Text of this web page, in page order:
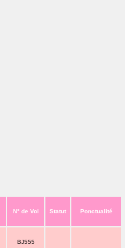
N° de Vol Statut Ponctualité
BJ555